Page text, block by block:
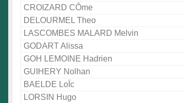
CROIZARD CÔme
DELOURMEL Theo
LASCOMBES MALARD Melvin
GODART Alissa
GOH LEMOINE Hadrien
GUIHERY Nolhan
BAELDE LoÏc
LORSIN Hugo